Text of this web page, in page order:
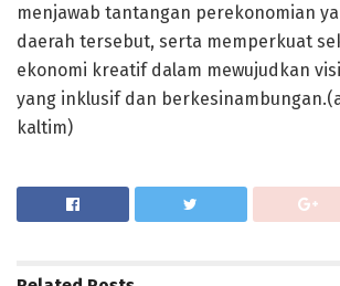
menjawab tantangan perekonomian
daerah tersebut, serta memperkuat
ekonomi kreatif dalam mewujudkan
yang inklusif dan
kaltim)